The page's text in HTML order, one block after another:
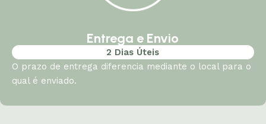
Entrega e Envio
2 Dias Úteis
O prazo de entrega diferencia mediante o local para o
qual é enviado.